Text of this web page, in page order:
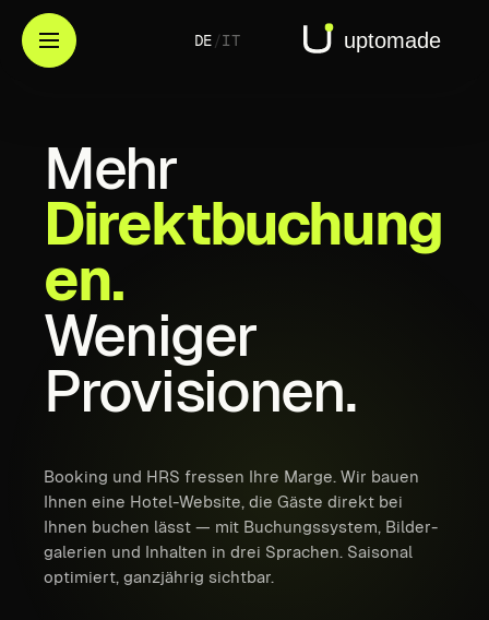
DE /IT
Mehr
Direktbuchung
en.
Weniger
Provisionen.
Booking und HRS fressen Ihre Marge. Wir bauen
Ihnen eine Hotel-Website, die Gäste direkt bei
Ihnen buchen lässt — mit Buchungssystem, Bilder­
galerien und Inhalten in drei Sprachen. Saisonal
optimiert, ganzjährig sichtbar.